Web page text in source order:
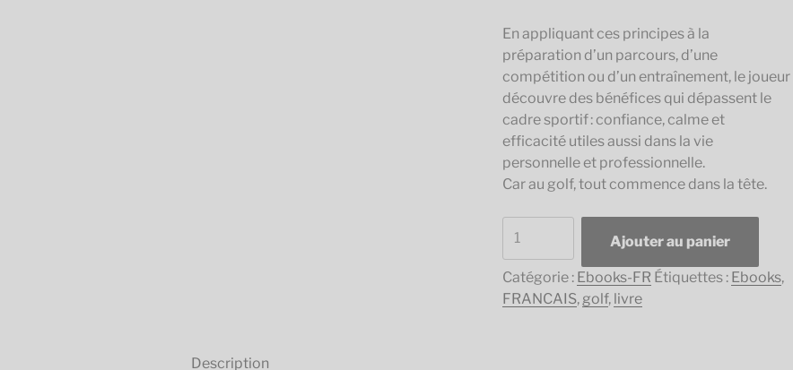
En appliquant ces principes à la
préparation d’un parcours, d’une
compétition ou d’un entraînement, le joueur
découvre des bénéfices qui dépassent le
cadre sportif : confiance, calme et
efficacité utiles aussi dans la vie
personnelle et professionnelle.
Car au golf, tout commence dans la tête.
de
JOUER
AU
GOLF
Ajouter au panier
Catégorie : Ebooks-FR Étiquettes : Ebooks,
FRANCAIS, golf, livre
Description